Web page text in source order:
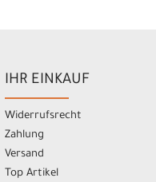
IHR EINKAUF
Widerrufsrecht
Zahlung
Versand
Top Artikel